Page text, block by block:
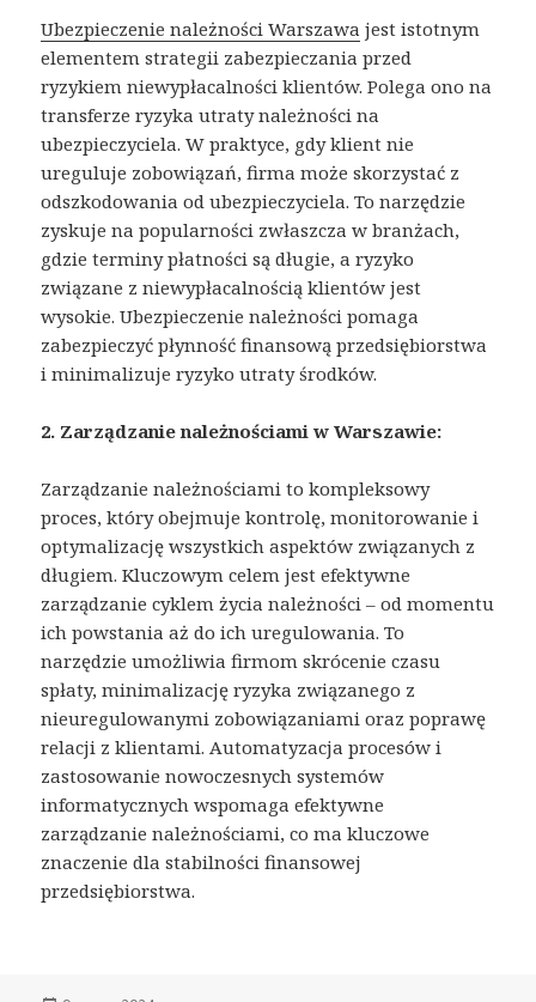
Ubezpieczenie należności Warszawa jest istotnym
elementem strategii zabezpieczania przed
ryzykiem niewypłacalności klientów. Polega ono na
transferze ryzyka utraty należności na
ubezpieczyciela. W praktyce, gdy klient nie
ureguluje zobowiązań, firma może skorzystać z
odszkodowania od ubezpieczyciela. To narzędzie
zyskuje na popularności zwłaszcza w branżach,
gdzie terminy płatności są długie, a ryzyko
związane z niewypłacalnością klientów jest
wysokie. Ubezpieczenie należności pomaga
zabezpieczyć płynność finansową przedsiębiorstwa
i minimalizuje ryzyko utraty środków.
2. Zarządzanie należnościami w Warszawie:
Zarządzanie należnościami to kompleksowy
proces, który obejmuje kontrolę, monitorowanie i
optymalizację wszystkich aspektów związanych z
długiem. Kluczowym celem jest efektywne
zarządzanie cyklem życia należności – od momentu
ich powstania aż do ich uregulowania. To
narzędzie umożliwia firmom skrócenie czasu
spłaty, minimalizację ryzyka związanego z
nieuregulowanymi zobowiązaniami oraz poprawę
relacji z klientami. Automatyzacja procesów i
zastosowanie nowoczesnych systemów
informatycznych wspomaga efektywne
zarządzanie należnościami, co ma kluczowe
znaczenie dla stabilności finansowej
przedsiębiorstwa.